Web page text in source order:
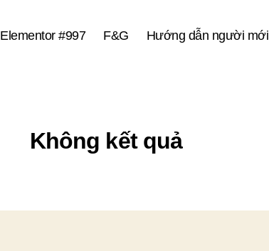
Elementor #997 F&G Hướng dẫn người mới
Không kết quả